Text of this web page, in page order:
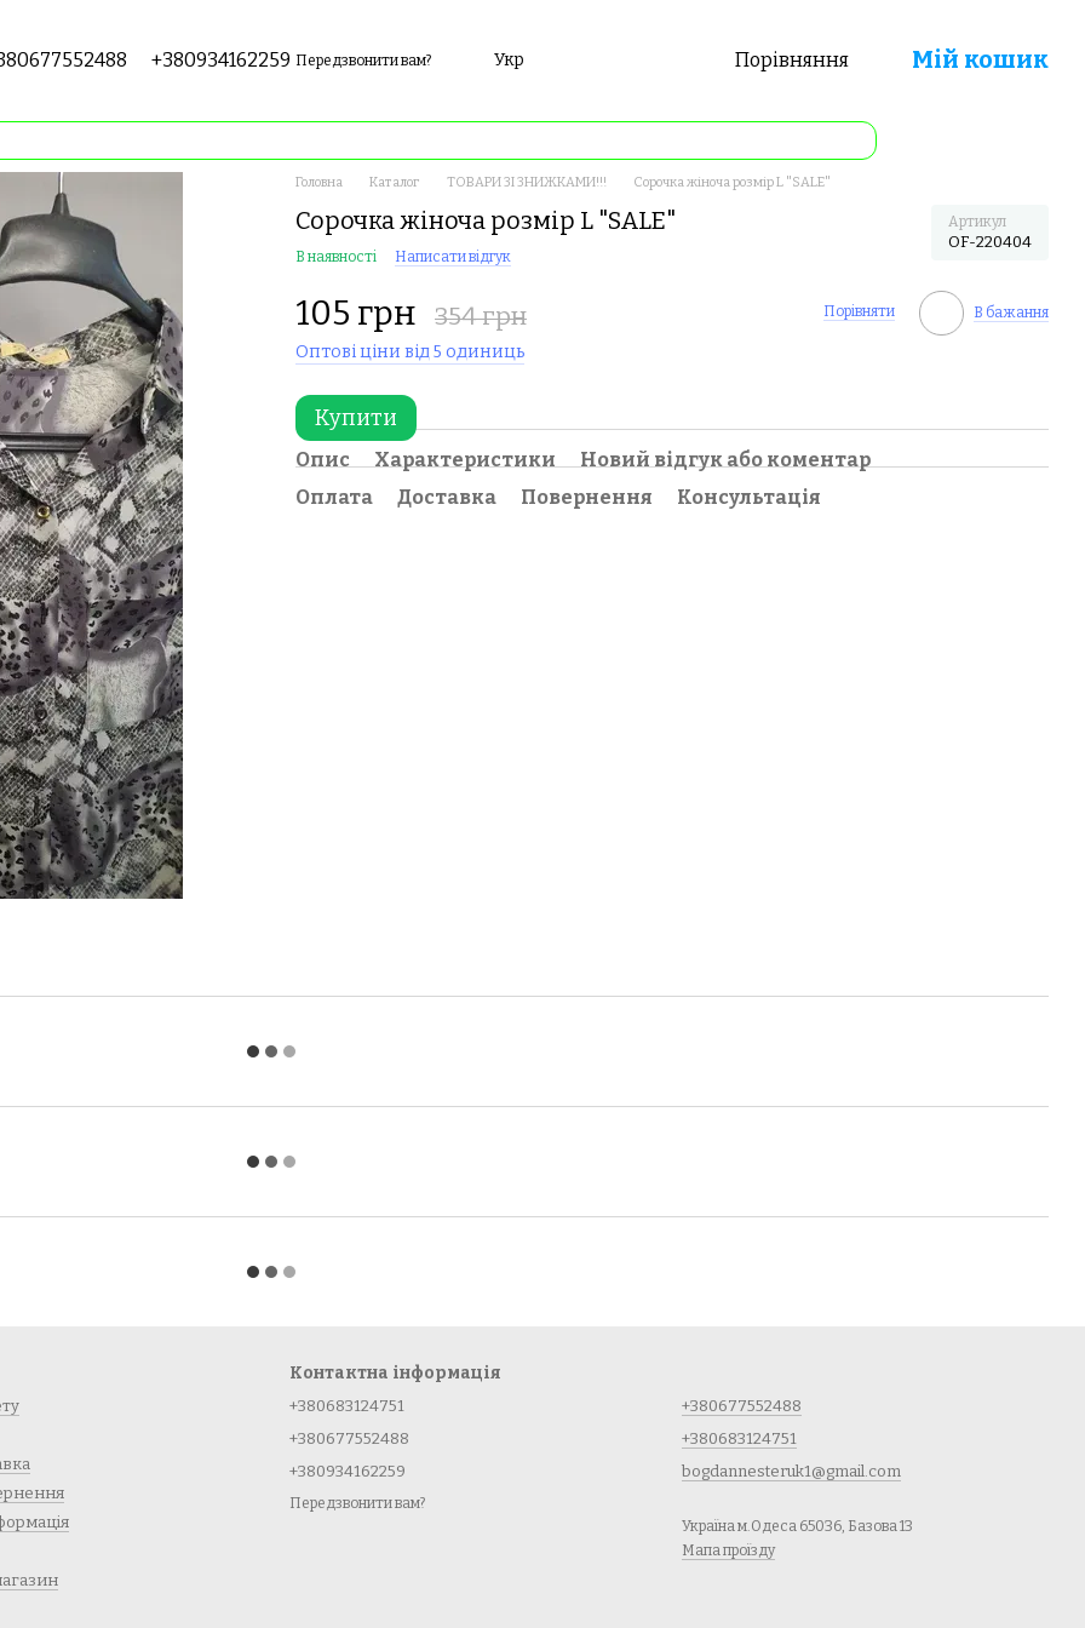
+380934162259 Передзвонити вам? Укр Порівняння Мій кошик
Головна Каталог ТОВАРИ ЗІ ЗНИЖКАМИ!!! Сорочка жіноча розмір L "SALE"
Сорочка жіноча розмір L "SALE" Артикул
OF-220404
В наявності Написати відгук
105 грн 354 грн Порівняти В бажання
Оптові ціни від 5 одиниць
Купити
Опис Характеристики
Новий відгук або коментар
Оплата
Доставка Повернення Консультація
Контактна інформація
+380683124751
+380677552488
+380934162259
Передзвонити вам?
+380677552488
+380683124751
bogdannesteruk1@gmail.com
Україна м.Одеса 65036, Базова 13
Мапа проїзду